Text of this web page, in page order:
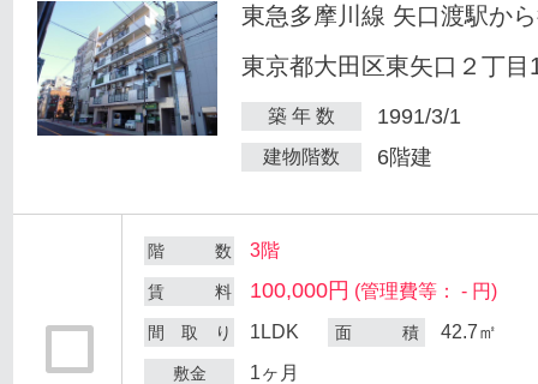
東急多摩川線 矢口渡駅か
東京都大田区東矢口２丁目
築 年 数 1991/3/1
建物階数 6階建
階 数 3階
賃 料 100,000円 (管理費等： - 円)
間 取 り 1LDK 面 積 42.7㎡
敷金 1ヶ月